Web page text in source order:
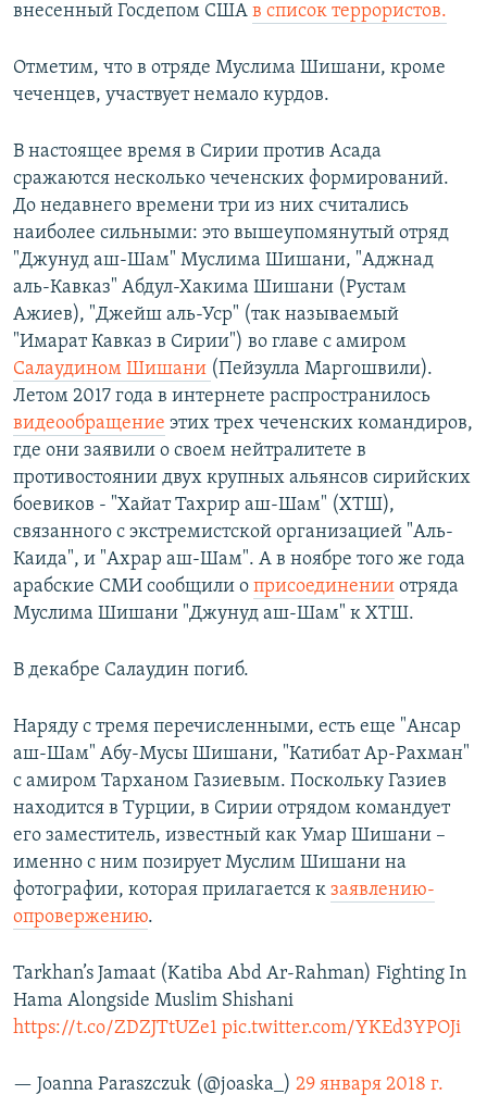
внесенный Госдепом США в список террористов.
Отметим, что в отряде Муслима Шишани, кроме
чеченцев, участвует немало курдов.
В настоящее время в Сирии против Асада
сражаются несколько чеченских формирований.
До недавнего времени три из них считались
наиболее сильными: это вышеупомянутый отряд
"Джунуд аш-Шам" Муслима Шишани, "Аджнад
аль-Кавказ" Абдул-Хакима Шишани (Рустам
Ажиев), "Джейш аль-Уср" (так называемый
"Имарат Кавказ в Сирии") во главе с амиром
Салаудином Шишани (Пейзулла Маргошвили).
Летом 2017 года в интернете распространилось
видеообращение этих трех чеченских командиров,
где они заявили о своем нейтралитете в
противостоянии двух крупных альянсов сирийских
боевиков - "Хайат Тахрир аш-Шам" (ХТШ),
связанного с экстремистской организацией "Аль-
Каида", и "Ахрар аш-Шам". А в ноябре того же года
арабские СМИ сообщили о присоединении отряда
Муслима Шишани "Джунуд аш-Шам" к ХТШ.
В декабре Салаудин погиб.
Наряду с тремя перечисленными, есть еще "Ансар
аш-Шам" Абу-Мусы Шишани, "Катибат Ар-Рахман"
с амиром Тарханом Газиевым. Поскольку Газиев
находится в Турции, в Сирии отрядом командует
его заместитель, известный как Умар Шишани –
именно с ним позирует Муслим Шишани на
фотографии, которая прилагается к заявлению-
опровержению.
Tarkhan’s Jamaat (Katiba Abd Ar-Rahman) Fighting In
Hama Alongside Muslim Shishani
https://t.co/ZDZJTtUZe1 pic.twitter.com/YKEd3YPOJi
— Joanna Paraszczuk (@joaska_) 29 января 2018 г.